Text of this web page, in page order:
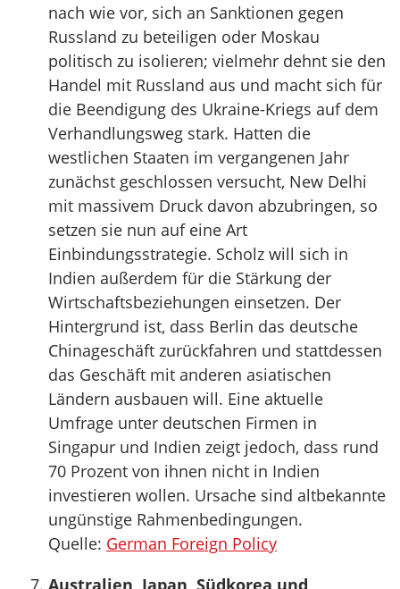
nach wie vor, sich an Sanktionen gegen
Russland zu beteiligen oder Moskau
politisch zu isolieren; vielmehr dehnt sie den
Handel mit Russland aus und macht sich für
die Beendigung des Ukraine-Kriegs auf dem
Verhandlungsweg stark. Hatten die
westlichen Staaten im vergangenen Jahr
zunächst geschlossen versucht, New Delhi
mit massivem Druck davon abzubringen, so
setzen sie nun auf eine Art
Einbindungsstrategie. Scholz will sich in
Indien außerdem für die Stärkung der
Wirtschaftsbeziehungen einsetzen. Der
Hintergrund ist, dass Berlin das deutsche
Chinageschäft zurückfahren und stattdessen
das Geschäft mit anderen asiatischen
Ländern ausbauen will. Eine aktuelle
Umfrage unter deutschen Firmen in
Singapur und Indien zeigt jedoch, dass rund
70 Prozent von ihnen nicht in Indien
investieren wollen. Ursache sind altbekannte
ungünstige Rahmenbedingungen.
Quelle: German Foreign Policy
Australien, Japan, Südkorea und